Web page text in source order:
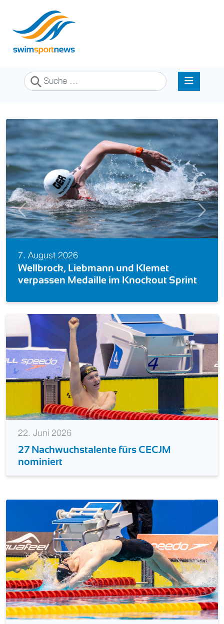
Suchen
7. August 2026
Europameisterin! Isabel Gose feiert
im Knockout Sprint
Previous Next
22. Juni 2026
27 Nachwuchstalente fürs CECJM
nominiert